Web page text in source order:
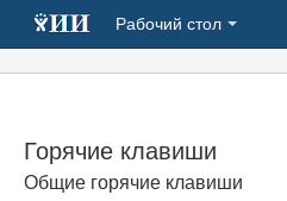
Рабочий стол
Горячие клавиши
Общие горячие клавиши